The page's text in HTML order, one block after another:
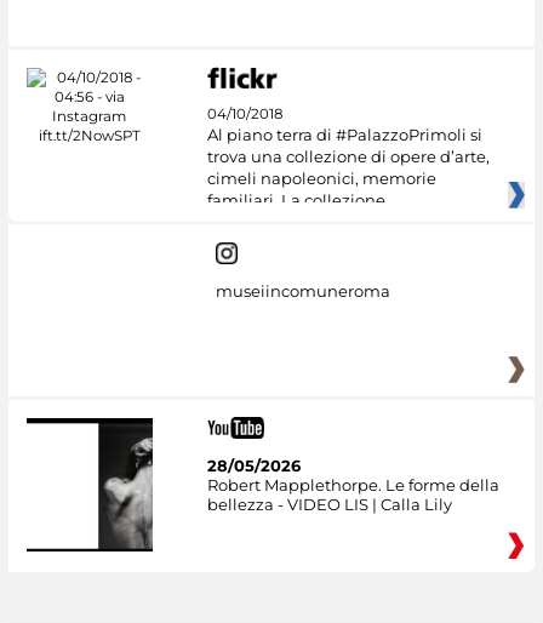
04/10/2018
Al piano terra di #PalazzoPrimoli si
trova una collezione di opere d’arte,
cimeli napoleonici, memorie
familiari. La collezione
museiincomuneroma
28/05/2026
Robert Mapplethorpe. Le forme della
bellezza - VIDEO LIS | Calla Lily